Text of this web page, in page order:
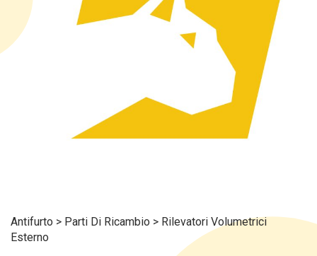
Antifurto > Parti Di Ricambio > Rilevatori Volumetrici
Esterno